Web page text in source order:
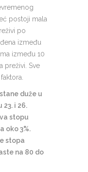
postoji mala
po
između
između 10
preživi. Sve
duže u
i 26.
stopu
oko 3%.
stopa
na 80 do